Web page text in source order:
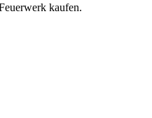
kaufen.